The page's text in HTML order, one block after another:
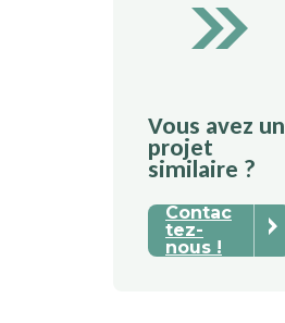
Vous avez un
projet
similaire ?
Contac
tez-
nous !